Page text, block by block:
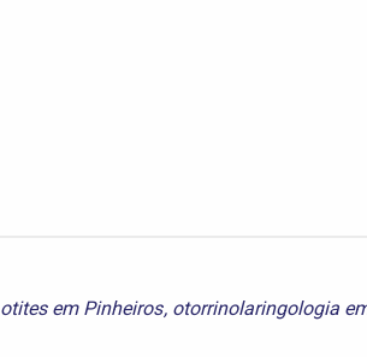
otites em Pinheiros, otorrinolaringologia